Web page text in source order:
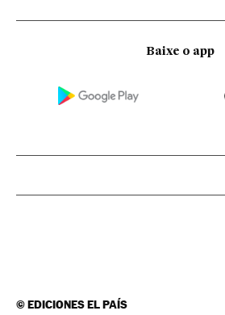
Baixe o app
©EDICIONES EL PAÍS